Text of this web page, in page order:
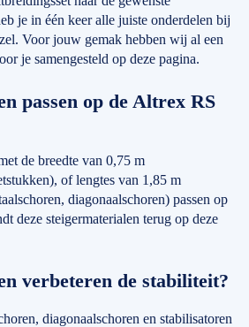
je in één keer alle juiste onderdelen bij
Voor jouw gemak hebben wij al een
je samengesteld op deze pagina.
passen op de Altrex RS
de breedte van 0,75 m
of lengtes van 1,85 m
diagonaalschoren) passen op
deze steigermaterialen terug op deze
verbeteren de stabiliteit?
diagonaalschoren en stabilisatoren